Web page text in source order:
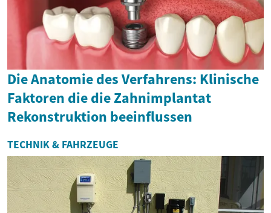
Die Anatomie des Verfahrens: Klinische
Faktoren die die Zahnimplantat
Rekonstruktion beeinflussen
TECHNIK & FAHRZEUGE